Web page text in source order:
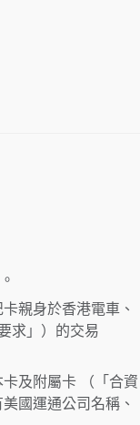
親身於香港電車、
求」）的交易
及附屬卡 （「合資
國運通公司名稱、